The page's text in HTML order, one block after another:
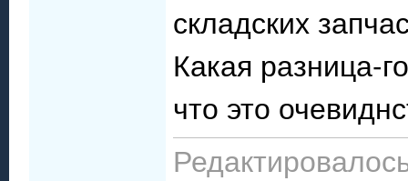
складских
Какая разница-
что это